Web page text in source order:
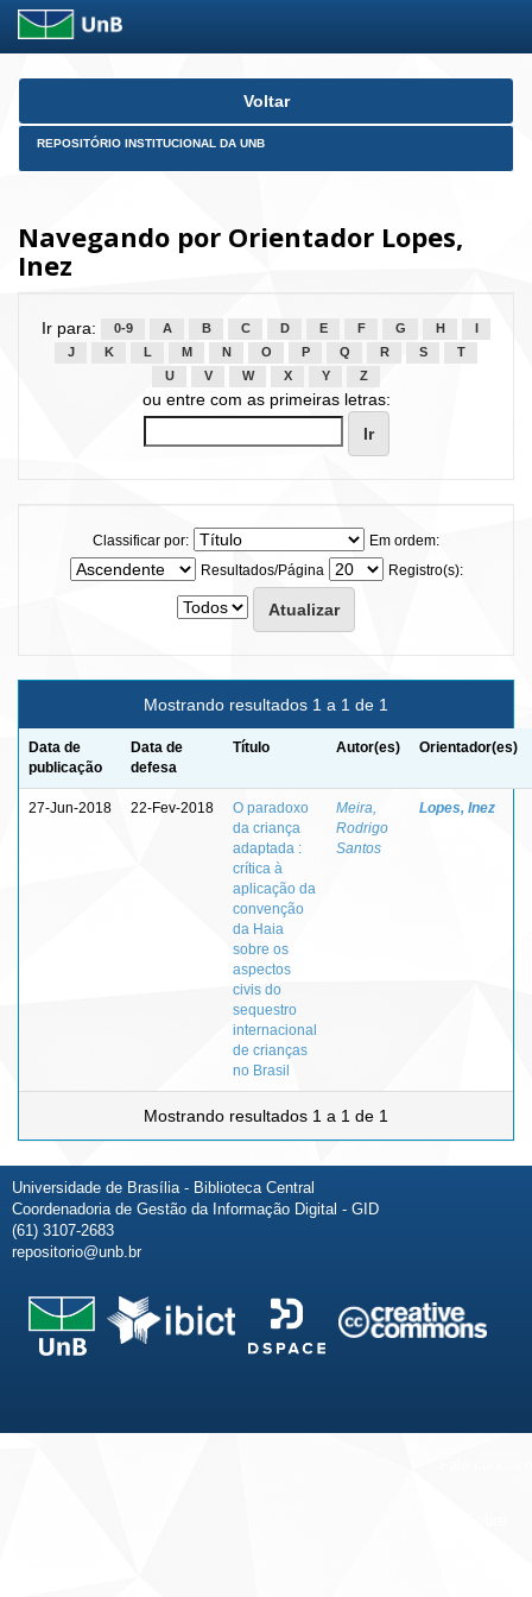
Skip
Voltar
REPOSITÓRIO INSTITUCIONAL DA UNB
Navegando por Orientador Lopes,
Inez
Ir para: 0-9 A B C D E F G H
J
K L M N O P Q R S
T
U
V W X Y Z
ou entre com as primeiras letras:
Classificar por:
Em ordem:
Resultados/Página
Registro(s):
Mostrando resultados 1 a 1 de 1
Data de
publicação
Data de
defesa
Título Autor(es) Orientador(es)
27-Jun-2018 22-Fev-2018
O paradoxo
da criança
adaptada :
crítica à
aplicação da
convenção
da Haia
sobre os
aspectos
civis do
sequestro
internacional
de crianças
no Brasil
Meira,
Rodrigo
Santos
Lopes, Inez
Mostrando resultados 1 a 1 de 1
Universidade de Brasília - Biblioteca Central
Coordenadoria de Gestão da Informação Digital - GID
(61) 3107-2683
repositorio@unb.br